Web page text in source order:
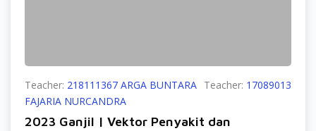
Teacher: 218111367 ARGA BUNTARA Teacher: 17089013
FAJARIA NURCANDRA
2023 Ganjil | Vektor Penyakit dan